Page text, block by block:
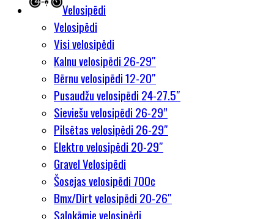
Velosipēdi
Velosipēdi
Visi velosipēdi
Kalnu velosipēdi 26-29″
Bērnu velosipēdi 12-20″
Pusaudžu velosipēdi 24-27.5″
Sieviešu velosipēdi 26-29”
Pilsētas velosipēdi 26-29″
Elektro velosipēdi 20-29″
Gravel Velosipēdi
Šosejas velosipēdi 700c
Bmx/Dirt velosipēdi 20-26″
Salokāmie velosipēdi